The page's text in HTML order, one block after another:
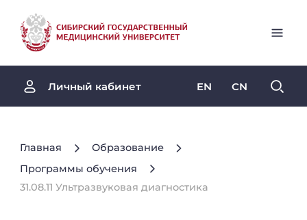
Личный кабинет EN CN
Главная
Образование
Программы обучения
31.08.11 Ультразвуковая диагностика